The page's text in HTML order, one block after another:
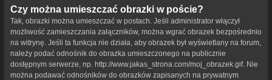
Czy można umieszczać obrazki w poście?
Tak, obrazki można umieszczać w postach. Jeśli administrator włączył
możliwość zamieszczania załączników, można wgrać obrazek bezpośrednio
na witrynę. Jeśli ta funkcja nie działa, aby obrazek był wyświetlany na forum,
należy podać odnośnik do obrazka umieszczonego na publicznie
dostępnym serwerze, np. http://www.jakas_strona.com/moj_obrazek.gif. Nie
można podawać odnośników do obrazków zapisanych na prywatnym